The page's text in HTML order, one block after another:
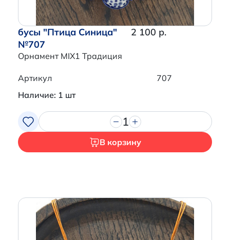
бусы "Птица Синица"
№707
Орнамент MIX1 Традиция
2 100 р.
Артикул
707
Наличие: 1 шт
1
В корзину